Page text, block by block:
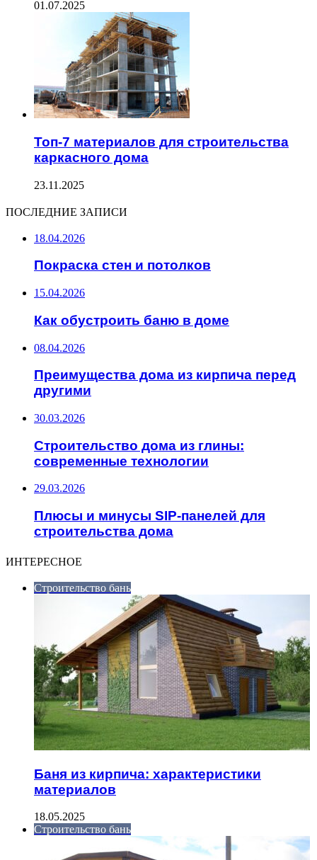
01.07.2025
Топ-7 материалов для строительства
каркасного дома
23.11.2025
ПОСЛЕДНИЕ ЗАПИСИ
18.04.2026
Покраска стен и потолков
15.04.2026
Как обустроить баню в доме
08.04.2026
Преимущества дома из кирпича перед
другими
30.03.2026
Строительство дома из глины:
современные технологии
29.03.2026
Плюсы и минусы SIP-панелей для
строительства дома
ИНТЕРЕСНОЕ
Строительство бань
Баня из кирпича: характеристики
материалов
18.05.2025
Строительство бань